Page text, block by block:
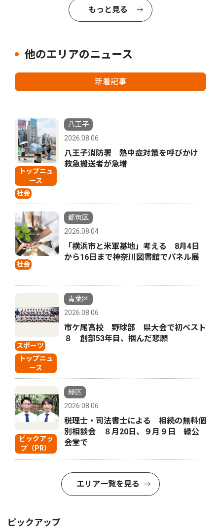
もっと見る
他のエリアのニュース
新着記事
トップニュ
ース
社会
八王子
2026.08.06
八王子消防署 熱中症対策を呼びかけ
救急搬送者が急増
社会
都筑区
2026.08.04
「横浜市と米軍基地」考える 8月4日
から16日まで神奈川図書館でパネル展
スポーツ
トップニュ
ース
青葉区
2026.08.06
市ケ尾高校 野球部 県大会で初ベスト
８ 創部53年目、掴んだ悲願
ピックアッ
プ（PR）
緑区
2026.08.06
税理士・司法書士による 相続の無料個
別相談会 ８月20日、９月９日 緑公
会堂で
エリア一覧を見る
ピックアップ